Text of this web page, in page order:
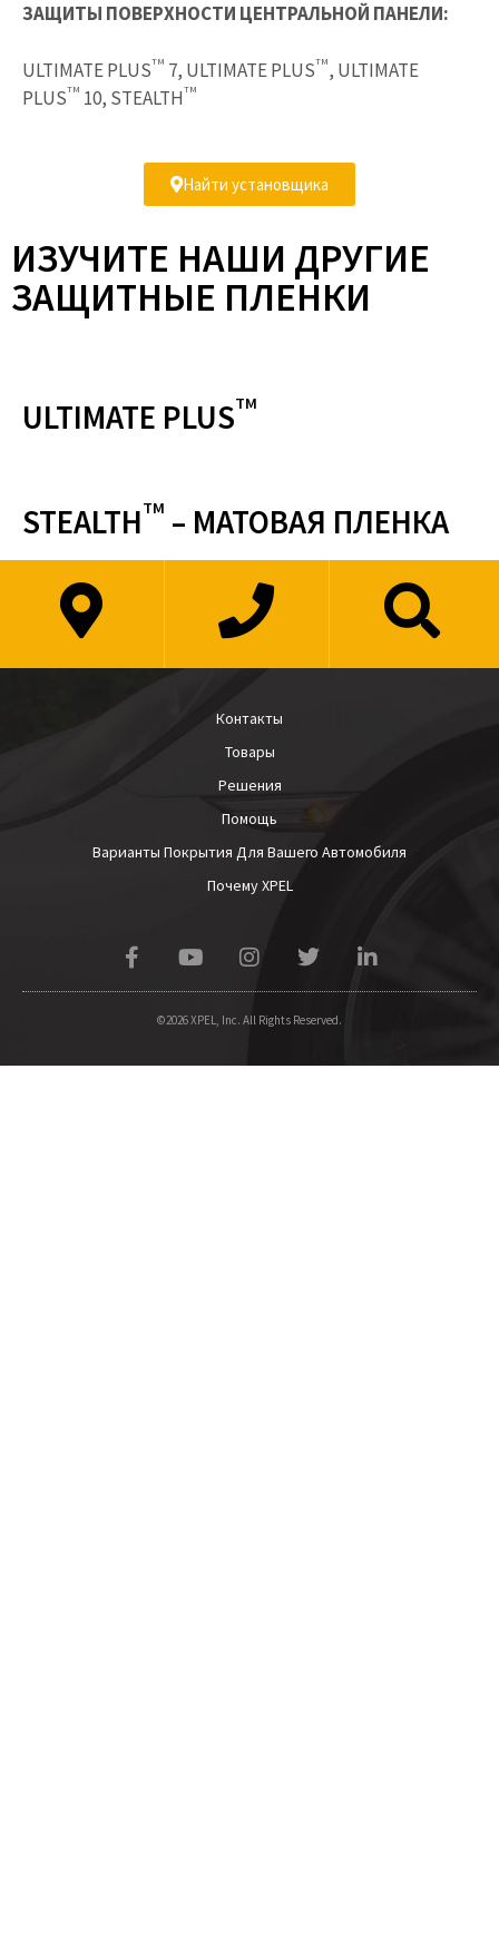
ЗАЩИТЫ ПОВЕРХНОСТИ ЦЕНТРАЛЬНОЙ ПАНЕЛИ:
ULTIMATE PLUSTM 7, ULTIMATE PLUSTM , ULTIMATE
PLUSTM 10, STEALTH TM
Найти установщика
ИЗУЧИТЕ НАШИ ДРУГИЕ
ЗАЩИТНЫЕ ПЛЕНКИ
ULTIMATE PLUSTM
STEALTHTM – МАТОВАЯ ПЛЕНКА
Контакты
Товары
Решения
Помощь
Варианты Покрытия Для Вашего Автомобиля
Почему XPEL
©2026 XPEL, Inc. All Rights Reserved.